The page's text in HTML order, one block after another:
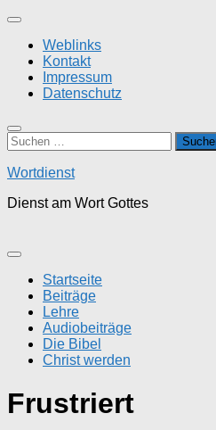
Zum
springenWeblinks
Kontakt
Impressum
Datenschutz
Suchen
nach:
Wortdienst
Dienst am Wort Gottes
Startseite
Beiträge
Lehre
Audiobeiträge
Die Bibel
Christ werden
Frustriert